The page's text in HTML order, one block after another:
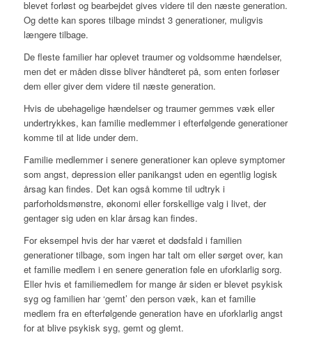
blevet forløst og bearbejdet gives videre til den næste generation.
Og dette kan spores tilbage mindst 3 generationer, muligvis
længere tilbage.
De fleste familier har oplevet traumer og voldsomme hændelser,
men det er måden disse bliver håndteret på, som enten forløser
dem eller giver dem videre til næste generation.
Hvis de ubehagelige hændelser og traumer gemmes væk eller
undertrykkes, kan familie medlemmer i efterfølgende generationer
komme til at lide under dem.
Familie medlemmer i senere generationer kan opleve symptomer
som angst, depression eller panikangst uden en egentlig logisk
årsag kan findes. Det kan også komme til udtryk i
parforholdsmønstre, økonomi eller forskellige valg i livet, der
gentager sig uden en klar årsag kan findes.
For eksempel hvis der har været et dødsfald i familien
generationer tilbage, som ingen har talt om eller sørget over, kan
et familie medlem i en senere generation føle en uforklarlig sorg.
Eller hvis et familiemedlem for mange år siden er blevet psykisk
syg og familien har ‘gemt’ den person væk, kan et familie
medlem fra en efterfølgende generation have en uforklarlig angst
for at blive psykisk syg, gemt og glemt.